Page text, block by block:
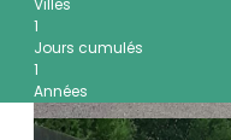
1
Jours cumulés
1
Années